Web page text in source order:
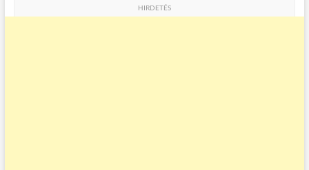
HIRDETÉS